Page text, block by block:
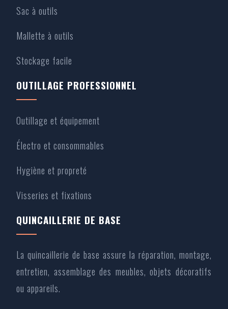
Sac à outils
Mallette à outils
Stockage facile
OUTILLAGE PROFESSIONNEL
Outillage et équipement
Électro et consommables
Hygiène et propreté
Visseries et fixations
QUINCAILLERIE DE BASE
La quincaillerie de base assure la réparation, montage,
entretien, assemblage des meubles, objets décoratifs
ou appareils.